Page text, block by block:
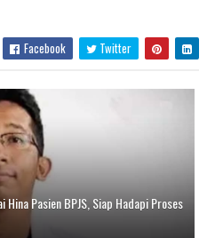
Facebook Twitter
Pasien BPJS, Siap Hadapi Proses